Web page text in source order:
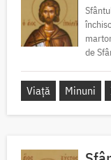
de
Viață Minuni